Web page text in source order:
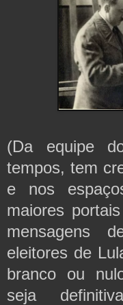
(Da equipe
tempos, tem
e nos
maiores
mensagens
eleitores de
branco ou
seja